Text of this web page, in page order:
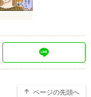
ページの先頭へ